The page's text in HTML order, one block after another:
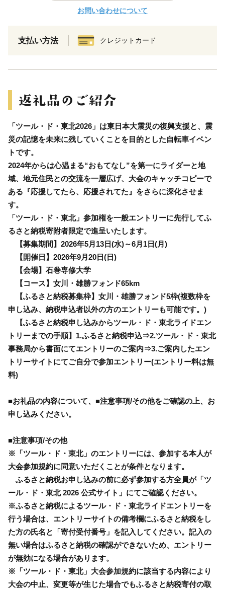
お問い合わせについて
支払い方法 クレジットカード
「ツール・ド・東北2026」は東日本大震災の復興支援と、震
災の記憶を未来に残していくことを目的とした自転車イベン
トです。
2024年からは心温まる“おもてなし”を第一にライダーと地
域、地元住民との交流を一層広げ、大会のキャッチコピーで
ある『応援してたら、応援されてた』をさらに深化させま
す。
「ツール・ド・東北」参加権を一般エントリーに先行してふ
るさと納税寄附者限定で進呈いたします。
【募集期間】2026年5月13日(水)～6月1日(月)
【開催日】2026年9月20日(日)
【会場】石巻専修大学
【コース】女川・雄勝フォンド65km
【ふるさと納税募集枠】女川・雄勝フォンド5枠(複数枠を
申し込み、納税申込者以外の方のエントリーも可能です。)
【ふるさと納税申し込みからツール・ド・東北ライドエン
トリーまでの手順】1.ふるさと納税申込⇒2.ツール・ド・東北
事務局から書面にてエントリーのご案内⇒3.ご案内したエン
トリーサイトにてご自分で参加エントリー(エントリー料は無
料)
■お礼品の内容について、■注意事項/その他をご確認の上、お
申し込みください。
■注意事項/その他
※「ツール・ド・東北」のエントリーには、参加する本人が
大会参加規約に同意いただくことが条件となります。
ふるさと納税お申し込みの前に必ず参加する方全員が「ツ
ール・ド・東北 2026 公式サイト」にてご確認ください。
※ふるさと納税によるツール・ド・東北ライドエントリーを
行う場合は、エントリーサイトの備考欄にふるさと納税をし
た方の氏名と「寄付受付番号」を記入してください。記入の
無い場合はふるさと納税の確認ができないため、エントリー
が無効になる場合があります。
※「ツール・ド・東北」大会参加規約に該当する内容により
大会の中止、変更等が生じた場合でもふるさと納税寄付の取